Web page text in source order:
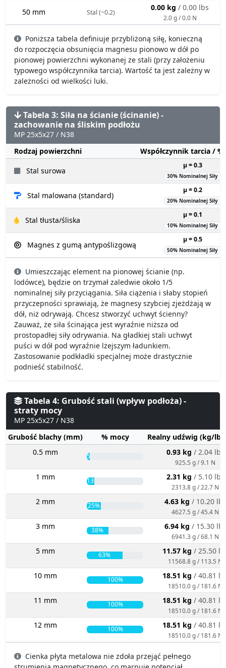
50 mm Stal (~0.2)
0.00 kg / 0.00 lbs
2.0 g / 0.0 N
Poniższa tabela definiuje przybliżoną siłę, konieczną
do rozpoczęcia obsunięcia magnesu pionowo w dół po
pionowej powierzchni wykonanej ze stali (przy założeniu
typowego współczynnika tarcia). Wartość ta jest zależny w
zależności od wielkości luki.
Tabela 3: Siła na ścianie (ścinanie) -
zachowanie na śliskim podłożu
MP 25x5x27 / N38
Rodzaj powierzchni
Współczynnik tarcia /
Stal surowa
µ = 0.3
30% Nominalnej Siły
Stal malowana (standard)
µ = 0.2
20% Nominalnej Siły
Stal tłusta/śliska
µ = 0.1
10% Nominalnej Siły
Magnes z gumą antypoślizgową
µ = 0.5
50% Nominalnej Siły
Umieszczając element na pionowej ścianie (np.
lodówce), będzie on trzymał zaledwie około 1/5
nominalnej siły przyciągania. Siła ciążenia i słaby stopień
przyczepności sprawiają, że magnesy szybciej zjeżdżają w
dół, niż odrywają. Chcesz stworzyć uchwyt ścienny?
Zauważ, że siła ścinająca jest wyraźnie niższa od
prostopadłej siły odrywania. Na gładkiej stali uchwyt
puści w dół pod wyraźnie lżejszym ładunkiem.
Zastosowanie podkładki specjalnej może drastycznie
podnieść stabilność.
Tabela 4: Grubość stali (wpływ podłoża) -
straty mocy
MP 25x5x27 / N38
Grubość blachy (mm)
% mocy
Realny udźwig (kg/
0.5 mm
5% 0.93 kg / 2.04 lbs
925.5 g / 9.1 N
1 mm 13% 2.31 kg / 5.10 lbs
2313.8 g / 22.7 N
2 mm 25% 4.63 kg / 10.20 lbs
4627.5 g / 45.4 N
3 mm 38% 6.94 kg / 15.30 lbs
6941.3 g / 68.1 N
5 mm 63% 11.57 kg / 25.50
11568.8 g / 113.5 N
10 mm 100% 18.51 kg / 40.81
18510.0 g / 181.6 N
11 mm 100% 18.51 kg / 40.81
18510.0 g / 181.6 N
12 mm 100% 18.51 kg / 40.81
18510.0 g / 181.6 N
Cienka płyta metalowa nie zdoła przejąć pełnego